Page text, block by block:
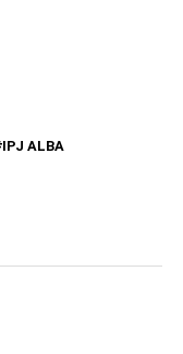
IPJ ALBA